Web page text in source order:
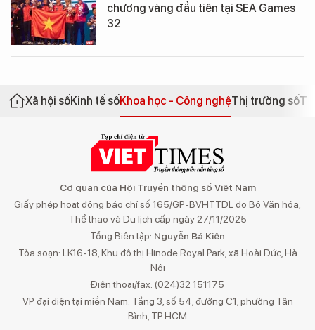
chương vàng đầu tiên tại SEA Games
32
Xã hội sốKinh tế sốKhoa học - Công nghệThị trường số
Cơ quan của Hội Truyền thông số Việt Nam
Giấy phép hoạt động báo chí số 165/GP-BVHTTDL do Bộ Văn hóa,
Thể thao và Du lịch cấp ngày 27/11/2025
Tổng Biên tập: Nguyễn Bá Kiên
Tòa soạn: LK16-18, Khu đô thị Hinode Royal Park, xã Hoài Đức, Hà
Nội
Điện thoại/fax: (024)32 151175
VP đại diện tại miền Nam: Tầng 3, số 54, đường C1, phường Tân
Bình, TP.HCM